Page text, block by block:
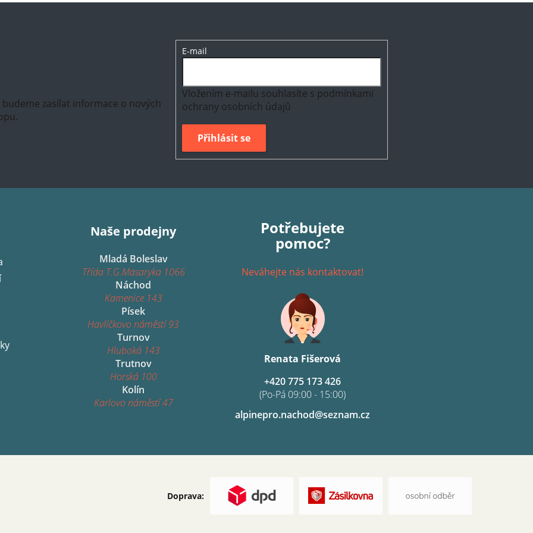
zasílat informace o nových
E-mail
Vložením e-mailu souhlasíte s podmínkami
ochrany osobních údajů
Přihlásit se
Naše prodejny
Mladá Boleslav
Třída T.G.Masaryka 1066
Náchod
Kamenice 143
Písek
Havlíčkovo náměstí 93
Turnov
Hluboká 143
Trutnov
Horská 100
Kolín
Karlovo náměstí 47
Potřebujete
pomoc?
Neváhejte nás kontaktovat!
Renata Fišerová
alpinepro.nachod@seznam.cz
+420 775 173 426
(Po-Pá 09:00 - 15:00)
Doprava: